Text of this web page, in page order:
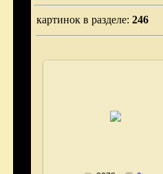
картинок в разделе: 246